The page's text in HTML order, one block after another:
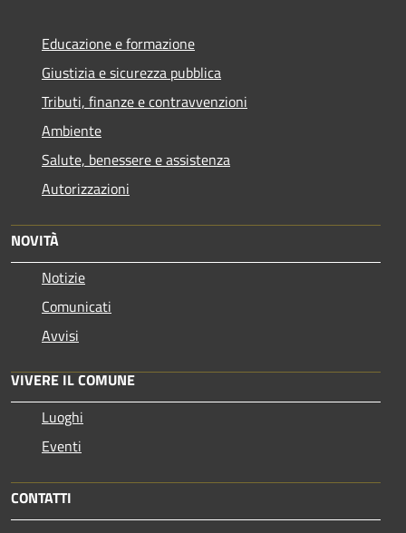
Educazione e formazione
Giustizia e sicurezza pubblica
Tributi, finanze e contravvenzioni
Ambiente
Salute, benessere e assistenza
Autorizzazioni
NOVITÀ
Notizie
Comunicati
Avvisi
VIVERE IL COMUNE
Luoghi
Eventi
CONTATTI